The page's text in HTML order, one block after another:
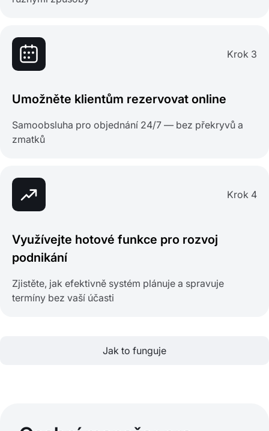
Krok 3
Umožněte klientům rezervovat online
Samoobsluha pro objednání 24/7 — bez překryvů a
zmatků
Krok 4
Využívejte hotové funkce pro rozvoj
podnikání
Zjistěte, jak efektivně systém plánuje a spravuje
termíny bez vaší účasti
Jak to funguje